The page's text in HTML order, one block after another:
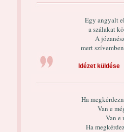
Egy angyalt
a szálakat
A
mert
Idézet küldése
Ha
Van e
Van e
Ha